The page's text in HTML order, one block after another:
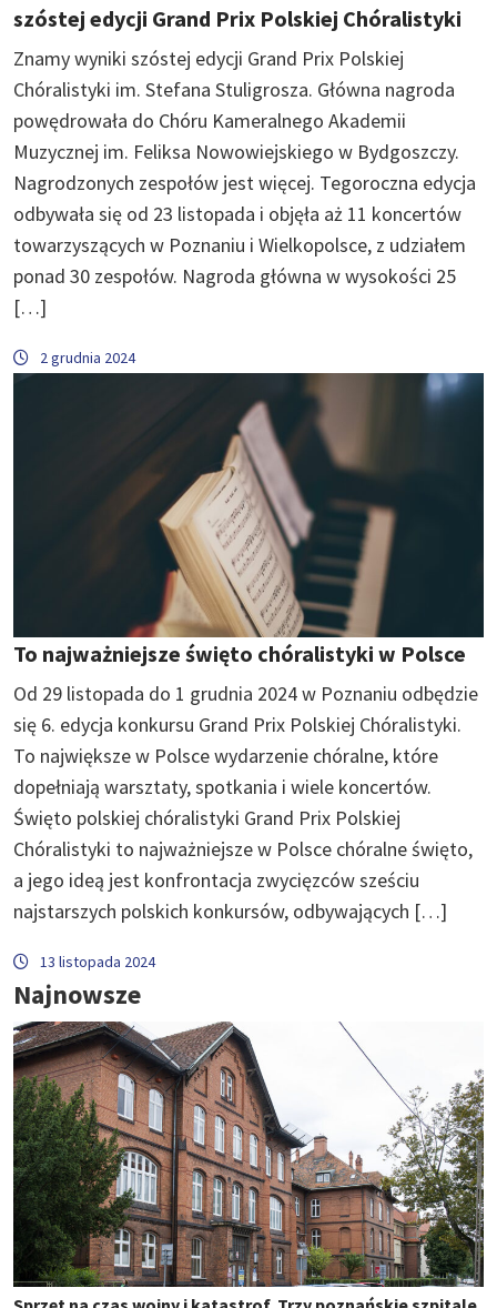
szóstej edycji Grand Prix Polskiej Chóralistyki
Znamy wyniki szóstej edycji Grand Prix Polskiej
Chóralistyki im. Stefana Stuligrosza. Główna nagroda
powędrowała do Chóru Kameralnego Akademii
Muzycznej im. Feliksa Nowowiejskiego w Bydgoszczy.
Nagrodzonych zespołów jest więcej. Tegoroczna edycja
odbywała się od 23 listopada i objęła aż 11 koncertów
towarzyszących w Poznaniu i Wielkopolsce, z udziałem
ponad 30 zespołów. Nagroda główna w wysokości 25
[…]
2 grudnia 2024
To najważniejsze święto chóralistyki w Polsce
Od 29 listopada do 1 grudnia 2024 w Poznaniu odbędzie
się 6. edycja konkursu Grand Prix Polskiej Chóralistyki.
To największe w Polsce wydarzenie chóralne, które
dopełniają warsztaty, spotkania i wiele koncertów.
Święto polskiej chóralistyki Grand Prix Polskiej
Chóralistyki to najważniejsze w Polsce chóralne święto,
a jego ideą jest konfrontacja zwycięzców sześciu
najstarszych polskich konkursów, odbywających […]
13 listopada 2024
Najnowsze